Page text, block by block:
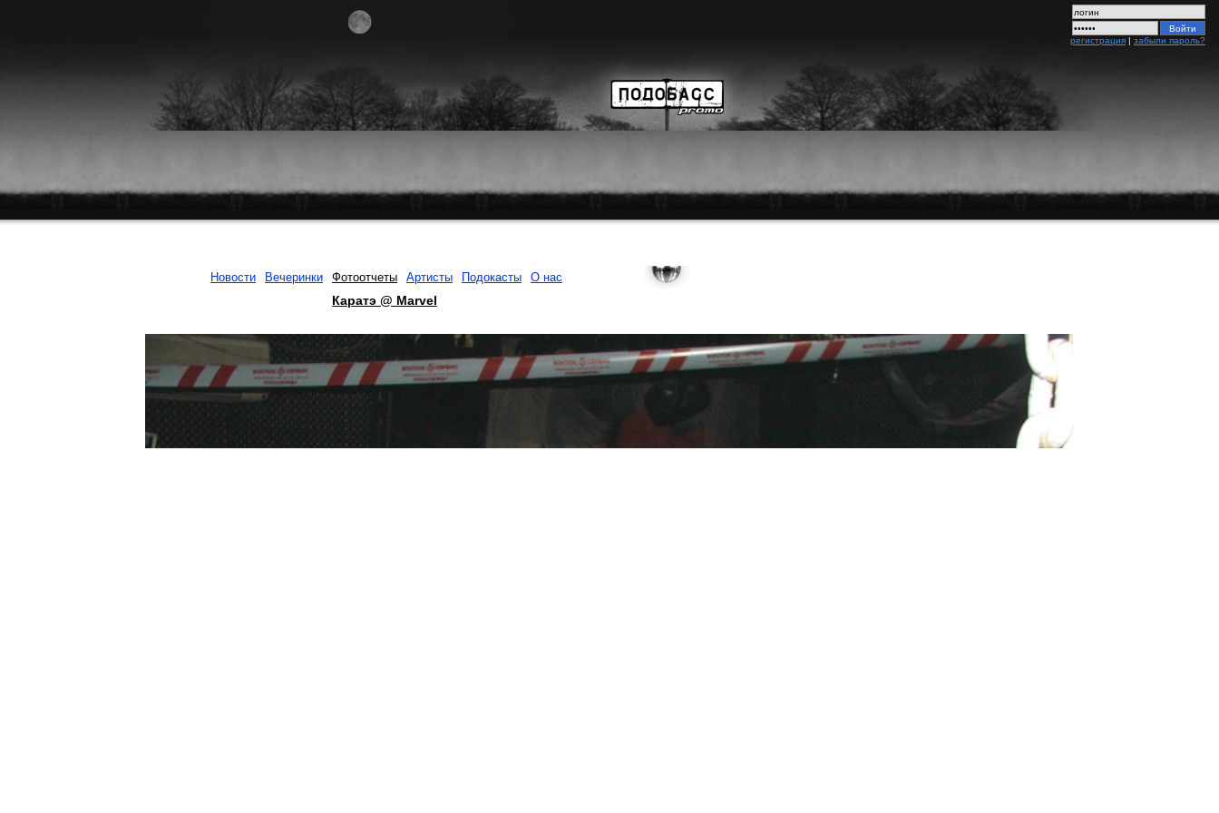
регистрация | забыли пароль?
Новости Вечеринки Фотоотчеты Артисты Подокасты О нас
Каратэ @ Marvel